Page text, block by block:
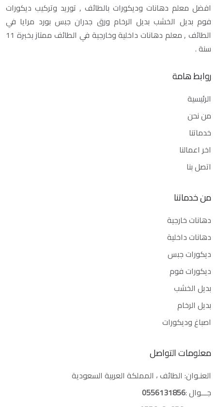
افضل معلم دهانات وديكورات بالطائف , توريد وتركيب ديكورات
فوم بديل الخشب بديل الرخام ورق جدران جبس بورد مرايا في
الطائف , معلم دهانات داخلية وخارجية في الطائف ممتاز بخبرة 11
سنة .
روابط هامة
الرئيسية
من نحن
خدماتنا
اخر اعمالنا
اتصل بنا
من خدماتنا
دهانات خارجية
دهانات داخلية
ديكورات جبس
ديكورات فوم
بديل الخشب
بديل الرخام
اصباغ وديكورات
معلومات التواصل
العنـوان: الطائف ، المملكة العربية السعودية
جـــوال :0556131856